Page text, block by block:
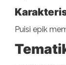
Puisi epik